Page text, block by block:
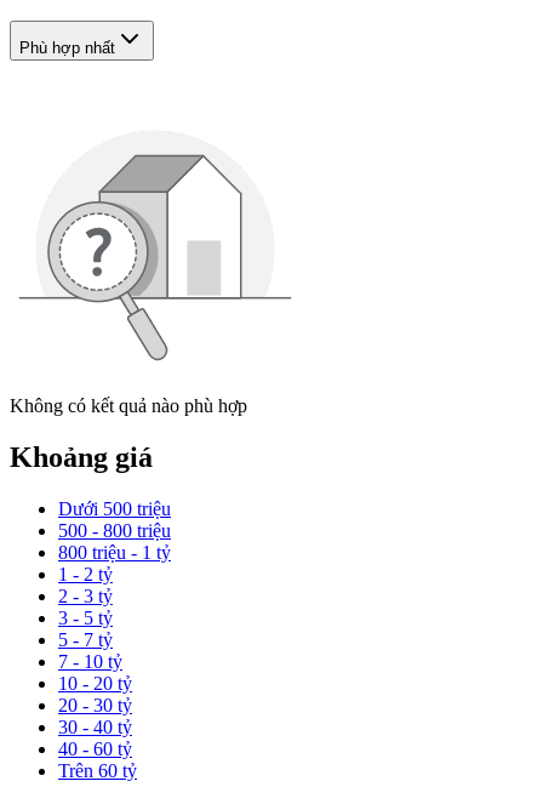
Phù hợp nhất
Không có kết quả nào phù hợp
Khoảng giá
Dưới 500 triệu
500 - 800 triệu
800 triệu - 1 tỷ
1 - 2 tỷ
2 - 3 tỷ
3 - 5 tỷ
5 - 7 tỷ
7 - 10 tỷ
10 - 20 tỷ
20 - 30 tỷ
30 - 40 tỷ
40 - 60 tỷ
Trên 60 tỷ